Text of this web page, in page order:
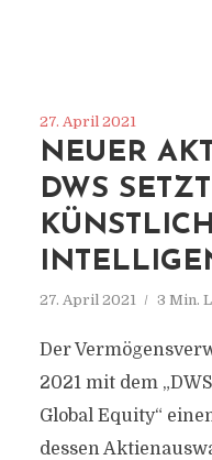
27. April 2021
NEUER
DWS
27. April 2021 3 Min.
Der
2021 mit dem
Global Equity“
dessen